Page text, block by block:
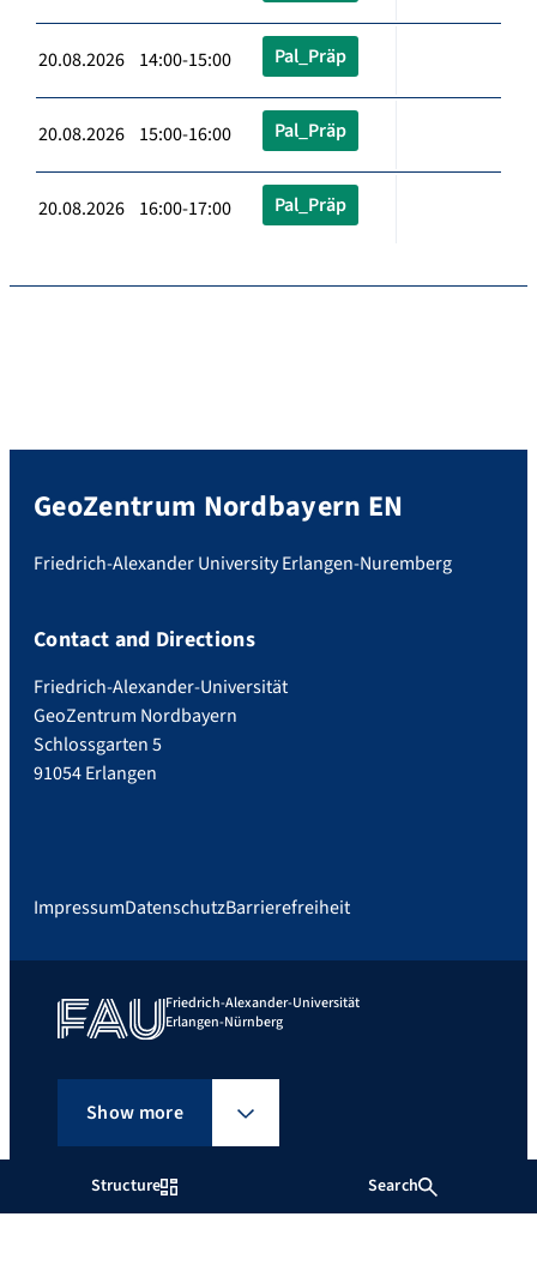
Structure Search
20.08.2026 14:00-15:00 Pal_Präp
20.08.2026 15:00-16:00 Pal_Präp
20.08.2026 16:00-17:00 Pal_Präp
GeoZentrum Nordbayern EN
Friedrich-Alexander University Erlangen-Nuremberg
Contact and Directions
Friedrich-Alexander-Universität
GeoZentrum Nordbayern
Schlossgarten 5
91054 Erlangen
ImpressumDatenschutzBarrierefreiheit
Friedrich-Alexander-Universität
Erlangen-Nürnberg
Show more